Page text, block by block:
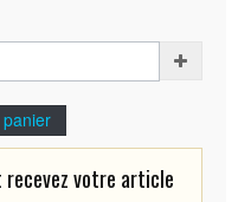
recevez votre article